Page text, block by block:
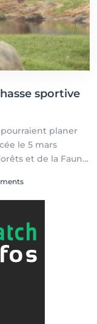
sportive
pourraient planer
le 5 mars
et de la Faune,